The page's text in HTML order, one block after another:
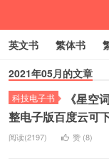
英文书 繁体书
小语种 绝版书
2021年05月的文章
科技电子书
《星空
整电子版百度云可
阅读(2197) 赞 (8)